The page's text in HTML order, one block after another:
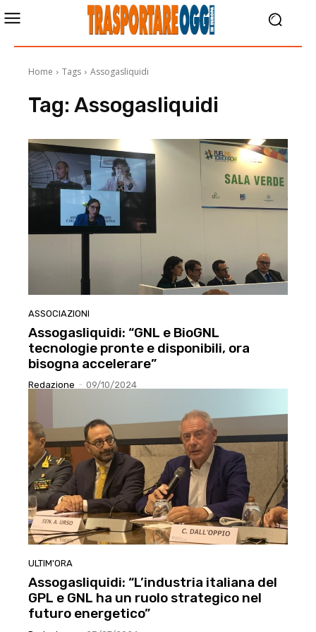
Home Tags Assogasliquidi
Tag: Assogasliquidi
ASSOCIAZIONI
Assogasliquidi: “GNL e BioGNL
tecnologie pronte e disponibili, ora
bisogna accelerare”
Redazione - 09/10/2024
ULTIM'ORA
Assogasliquidi: “L’industria italiana del
GPL e GNL ha un ruolo strategico nel
futuro energetico”